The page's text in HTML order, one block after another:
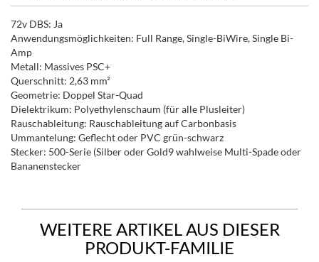
72v DBS: Ja
Anwendungsmöglichkeiten: Full Range, Single-BiWire, Single Bi-
Amp
Metall: Massives PSC+
Querschnitt: 2,63 mm²
Geometrie: Doppel Star-Quad
Dielektrikum: Polyethylenschaum (für alle Plusleiter)
Rauschableitung: Rauschableitung auf Carbonbasis
Ummantelung: Geflecht oder PVC grün-schwarz
Stecker: 500-Serie (Silber oder Gold9 wahlweise Multi-Spade oder
Bananenstecker
WEITERE ARTIKEL AUS DIESER
PRODUKT-FAMILIE